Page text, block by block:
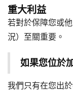
重大利益
若對於保障您或
況）至關重要。
如果您位於
我們只有在您出